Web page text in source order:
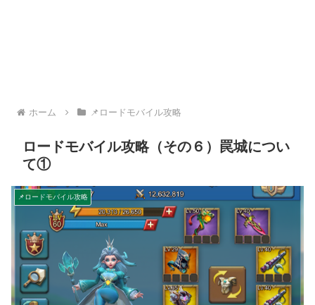
ホーム 📌ロードモバイル攻略
ロードモバイル攻略（その６）罠城につい
て①
📌ロードモバイル攻略